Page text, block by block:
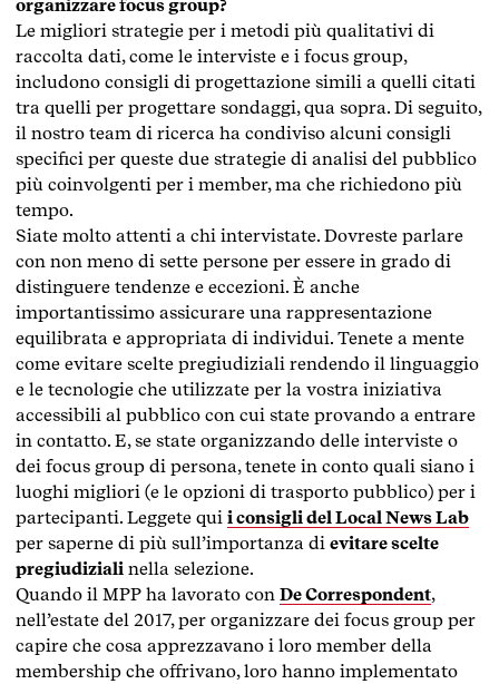
organizzare focus group?
Le migliori strategie per i metodi più qualitativi di
raccolta dati, come le interviste e i focus group,
includono consigli di progettazione simili a quelli citati
tra quelli per progettare sondaggi, qua sopra. Di seguito,
il nostro team di ricerca ha condiviso alcuni consigli
specifici per queste due strategie di analisi del pubblico
più coinvolgenti per i member, ma che richiedono più
tempo.
Siate molto attenti a chi intervistate. Dovreste parlare
con non meno di sette persone per essere in grado di
distinguere tendenze e eccezioni. È anche
importantissimo assicurare una rappresentazione
equilibrata e appropriata di individui. Tenete a mente
come evitare scelte pregiudiziali rendendo il linguaggio
e le tecnologie che utilizzate per la vostra iniziativa
accessibili al pubblico con cui state provando a entrare
in contatto. E, se state organizzando delle interviste o
dei focus group di persona, tenete in conto quali siano i
luoghi migliori (e le opzioni di trasporto pubblico) per i
partecipanti. Leggete qui i consigli del Local News Lab
per saperne di più sull’importanza di evitare scelte
pregiudiziali nella selezione.
Quando il MPP ha lavorato con De Correspondent,
nell’estate del 2017, per organizzare dei focus group per
capire che cosa apprezzavano i loro member della
membership che offrivano, loro hanno implementato